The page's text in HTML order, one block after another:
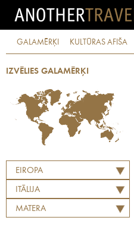
GALAMĒRĶI KULTŪRAS AFIŠA
IZVĒLIES GALAMĒRĶI
EIROPA
ITĀLIJA
MATERA